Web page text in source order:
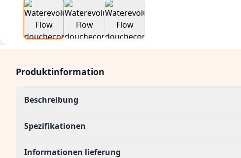
Produktinformation
Beschreibung
Spezifikationen
Informationen lieferung